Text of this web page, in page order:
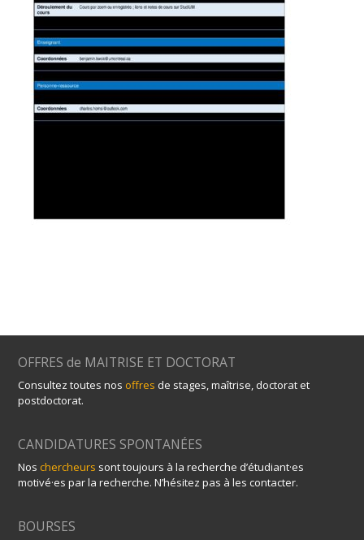
OFFRES de MAITRISE ET DOCTORAT
Consultez toutes nos offres de stages, maîtrise, doctorat et
postdoctorat.
CANDIDATURES SPONTANÉES
Noschercheurs sont toujours à la recherche d’étudiant·es
motivé·es par la recherche. N’hésitez pas à les contacter.
BOURSES